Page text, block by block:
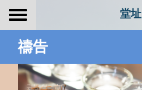
Toggle
堂址
禱告